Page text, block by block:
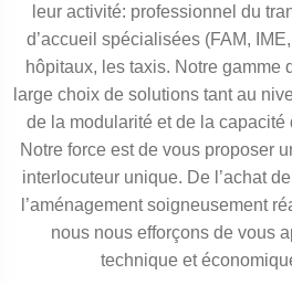
leur activité: professionnel du
d’accueil spécialisées (FAM,
hôpitaux, les taxis. Notre gamme
large choix de solutions tant au
de la modularité et de la capacité
Notre force est de vous proposer
interlocuteur unique. De l’achat
l’aménagement soigneusement
nous nous efforçons de vous
technique et